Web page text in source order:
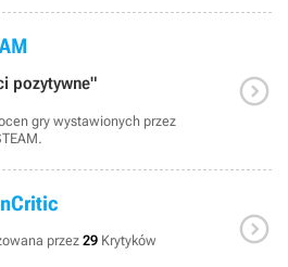
pozytywne"
gry wystawionych przez

przez 29 Krytyków
